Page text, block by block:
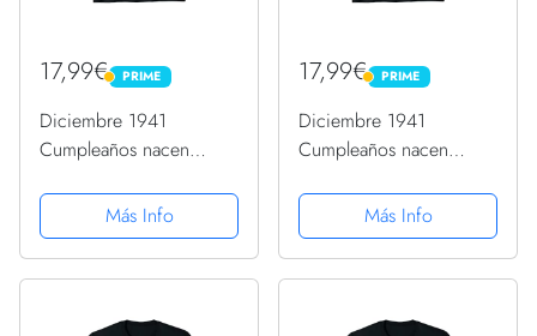
17,99€ PRIME
PRIME
Diciembre 1941
Cumpleaños nacen
Regalo Camiseta
Más Info
17,99€ PRIME
PRIME
Diciembre 1941
Cumpleaños nacen
Regalo Camiseta
Más Info